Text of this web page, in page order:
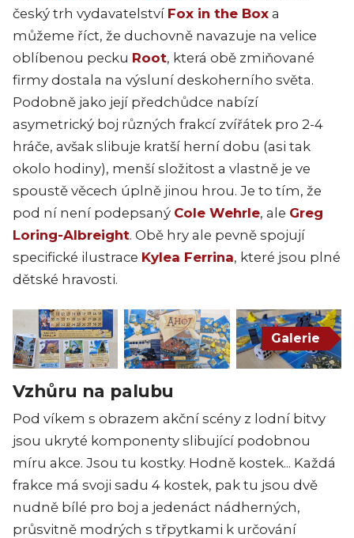
český trh vydavatelství Fox in the Box a
můžeme říct, že duchovně navazuje na velice
oblíbenou pecku Root, která obě zmiňované
firmy dostala na výsluní deskoherního světa.
Podobně jako její předchůdce nabízí
asymetrický boj různých frakcí zvířátek pro 2-4
hráče, avšak slibuje kratší herní dobu (asi tak
okolo hodiny), menší složitost a vlastně je ve
spoustě věcech úplně jinou hrou. Je to tím, že
pod ní není podepsaný Cole Wehrle, ale Greg
Loring-Albreight. Obě hry ale pevně spojují
specifické ilustrace Kylea Ferrina, které jsou plné
dětské hravosti.
Galerie
Vzhůru na palubu
Pod víkem s obrazem akční scény z lodní bitvy
jsou ukryté komponenty slibující podobnou
míru akce. Jsou tu kostky. Hodně kostek... Každá
frakce má svoji sadu 4 kostek, pak tu jsou dvě
nudně bílé pro boj a jedenáct nádherných,
průsvitně modrých s třpytkami k určování